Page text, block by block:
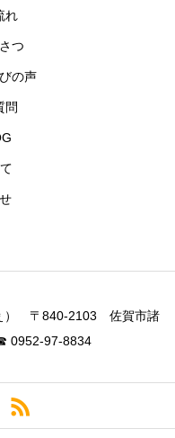
れ
つ
の声
問
） 〒840-2103 佐賀市諸
0952-97-8834